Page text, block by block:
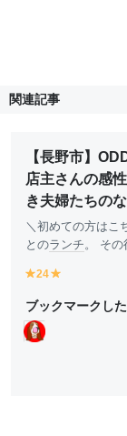
関連記事
【長野市】
店主さんの感
き夫婦たちの
＼初めての方はこ
とのランチ。 その
y
ll
o
w
24
ll
ブックマークし